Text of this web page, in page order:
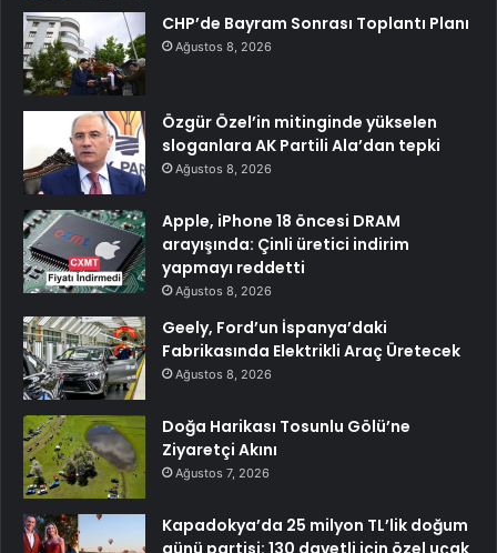
CHP’de Bayram Sonrası Toplantı Planı
Ağustos 8, 2026
Özgür Özel’in mitinginde yükselen
sloganlara AK Partili Ala’dan tepki
Ağustos 8, 2026
Apple, iPhone 18 öncesi DRAM
arayışında: Çinli üretici indirim
yapmayı reddetti
Ağustos 8, 2026
Geely, Ford’un İspanya’daki
Fabrikasında Elektrikli Araç Üretecek
Ağustos 8, 2026
Doğa Harikası Tosunlu Gölü’ne
Ziyaretçi Akını
Ağustos 7, 2026
Kapadokya’da 25 milyon TL’lik doğum
günü partisi: 130 davetli için özel uçak